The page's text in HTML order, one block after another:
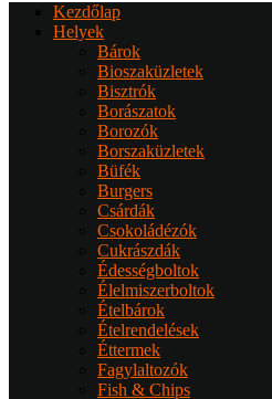
Kezdőlap
Helyek
Bárok
Bioszaküzletek
Bisztrók
Borászatok
Borozók
Borszaküzletek
Büfék
Burgers
Csárdák
Csokoládézók
Cukrászdák
Édességboltok
Élelmiszerboltok
Ételbárok
Ételrendelések
Éttermek
Fagylaltozók
Fish & Chips